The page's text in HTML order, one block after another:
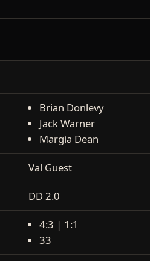
Brian Donlevy
Jack Warner
Margia Dean
Val Guest
DD 2.0
4:3 | 1:1
33